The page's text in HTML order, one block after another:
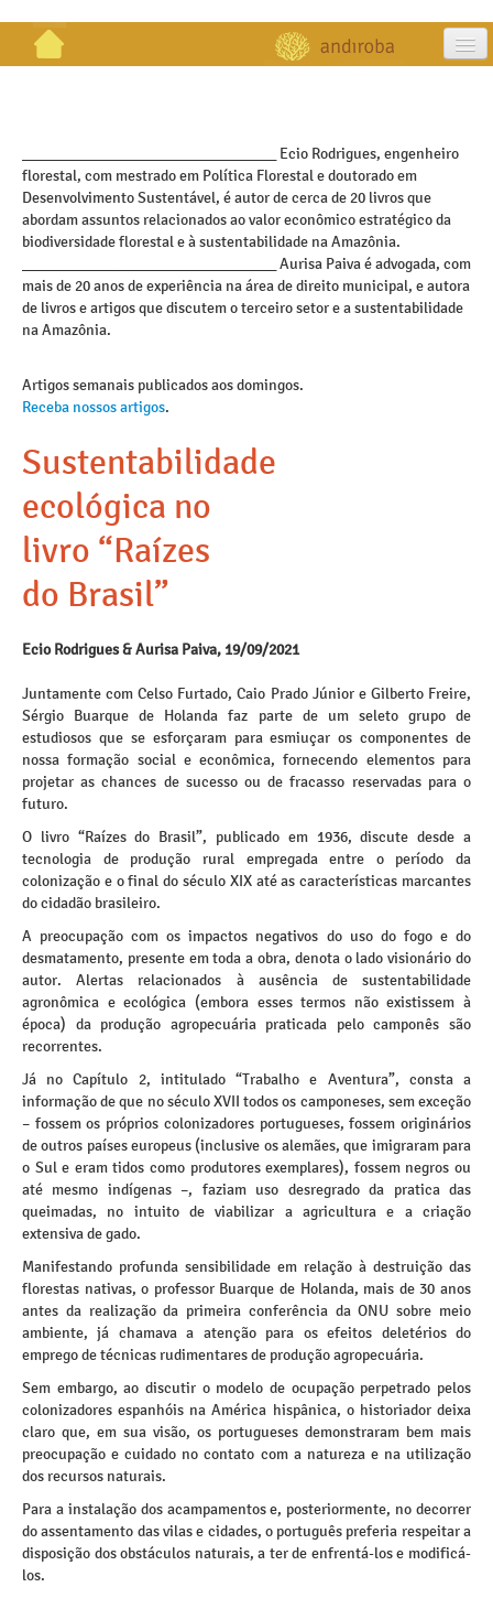
publicações
galeria
contato
_________________________________ Ecio Rodrigues, engenheiro
florestal, com mestrado em Política Florestal e doutorado em
Desenvolvimento Sustentável, é autor de cerca de 20 livros que
abordam assuntos relacionados ao valor econômico estratégico da
biodiversidade florestal e à sustentabilidade na Amazônia.
_________________________________ Aurisa Paiva é advogada, com
mais de 20 anos de experiência na área de direito municipal, e autora
de livros e artigos que discutem o terceiro setor e a sustentabilidade
na Amazônia.
Artigos semanais publicados aos domingos.
Receba nossos artigos.
Sustentabilidade
ecológica no
livro “Raízes
do Brasil”
Ecio Rodrigues & Aurisa Paiva, 19/09/2021
Juntamente com Celso Furtado, Caio Prado Júnior e Gilberto Freire,
Sérgio Buarque de Holanda faz parte de um seleto grupo de
estudiosos que se esforçaram para esmiuçar os componentes de
nossa formação social e econômica, fornecendo elementos para
projetar as chances de sucesso ou de fracasso reservadas para o
futuro.
O livro “Raízes do Brasil”, publicado em 1936, discute desde a
tecnologia de produção rural empregada entre o período da
colonização e o final do século XIX até as características marcantes
do cidadão brasileiro.
A preocupação com os impactos negativos do uso do fogo e do
desmatamento, presente em toda a obra, denota o lado visionário do
autor. Alertas relacionados à ausência de sustentabilidade
agronômica e ecológica (embora esses termos não existissem à
época) da produção agropecuária praticada pelo camponês são
recorrentes.
Já no Capítulo 2, intitulado “Trabalho e Aventura”, consta a
informação de que no século XVII todos os camponeses, sem exceção
– fossem os próprios colonizadores portugueses, fossem originários
de outros países europeus (inclusive os alemães, que imigraram para
o Sul e eram tidos como produtores exemplares), fossem negros ou
até mesmo indígenas –, faziam uso desregrado da pratica das
queimadas, no intuito de viabilizar a agricultura e a criação
extensiva de gado.
Manifestando profunda sensibilidade em relação à destruição das
florestas nativas, o professor Buarque de Holanda, mais de 30 anos
antes da realização da primeira conferência da ONU sobre meio
ambiente, já chamava a atenção para os efeitos deletérios do
emprego de técnicas rudimentares de produção agropecuária.
Sem embargo, ao discutir o modelo de ocupação perpetrado pelos
colonizadores espanhóis na América hispânica, o historiador deixa
claro que, em sua visão, os portugueses demonstraram bem mais
preocupação e cuidado no contato com a natureza e na utilização
dos recursos naturais.
Para a instalação dos acampamentos e, posteriormente, no decorrer
do assentamento das vilas e cidades, o português preferia respeitar a
disposição dos obstáculos naturais, a ter de enfrentá-los e modificá-
los.